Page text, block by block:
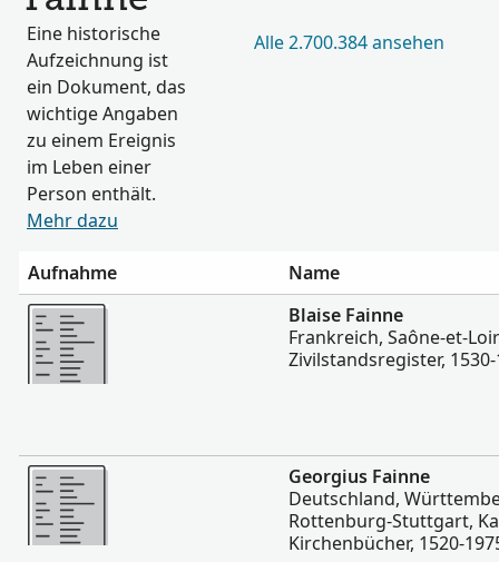
Eine historische
Aufzeichnung ist
ein Dokument, das
wichtige Angaben
zu einem Ereignis
im Leben einer
Person enthält.
Mehr dazu
Alle 2.700.384 ansehen
Aufnahme
Name
Mehr
Blaise Fainne
Frankreich, Saône-et-
Zivilstandsregister,
Mehr
Georgius Fainne
Deutschland,
Rottenburg-Stuttgart,
Kirchenbücher, 1520-